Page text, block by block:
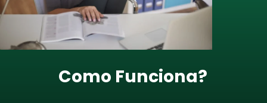
Como Funciona?